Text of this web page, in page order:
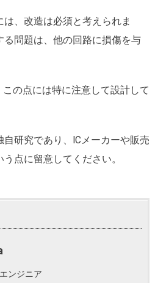
、改造は必須と考えられま
問題は、他の回路に損傷を与
この点には特に注意して設計して
研究であり、ICメーカーや販売
点に留意してください。
ンジニア